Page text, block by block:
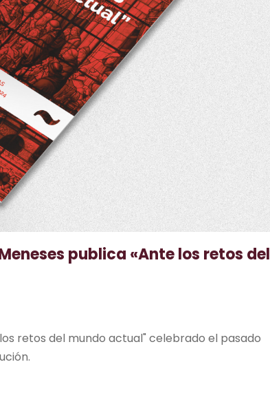
publica «Ante los retos del
retos del mundo actual" celebrado el pasado